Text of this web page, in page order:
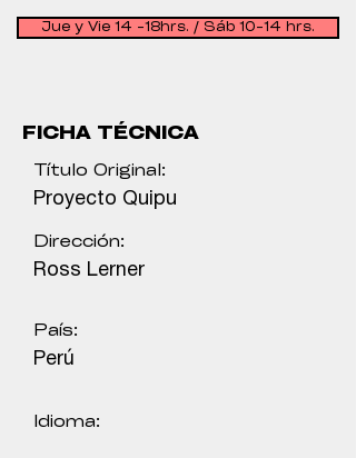
Jue y Vie 14 -18hrs. / Sáb 10-14 hrs.
FICHA TÉCNICA
Título Original:
Proyecto Quipu
Dirección:
Ross Lerner
País:
Perú
Idioma: